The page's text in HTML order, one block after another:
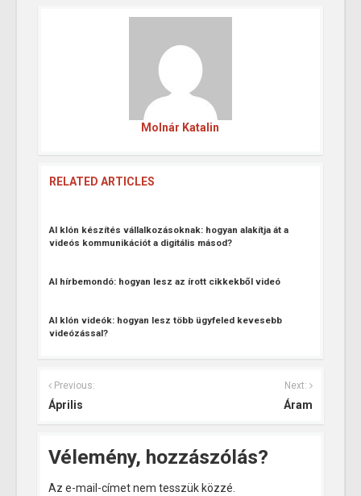
Molnár Katalin
RELATED ARTICLES
AI klón készítés vállalkozásoknak: hogyan alakítja át a
videós kommunikációt a digitális másod?
AI hírbemondó: hogyan lesz az írott cikkekből videó
AI klón videók: hogyan lesz több ügyfeled kevesebb
videózással?
Previous:
Április
Next:
Áram
Vélemény, hozzászólás?
Az e-mail-címet nem tesszük közzé.